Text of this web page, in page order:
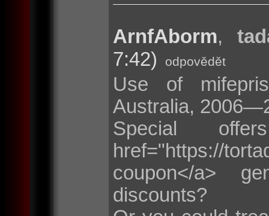
ArnfAborm,
7:42)
odpovědět
Use of
Australia,
Special
href="https://
coupon</a>
discounts?